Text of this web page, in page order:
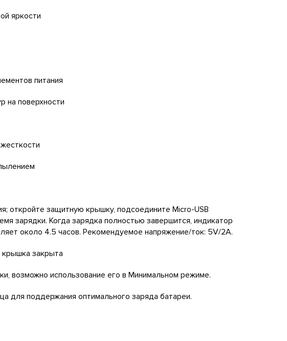
яркости
питания
на поверхности
откройте защитную крышку, подсоедините Micro-USB
зарядки. Когда зарядка полностью завершится, индикатор
около 4.5 часов. Рекомендуемое напряжение/ток: 5V/2A.
крышка закрыта
возможно использование его в Минимальном режиме.
для поддержания оптимального заряда батареи.